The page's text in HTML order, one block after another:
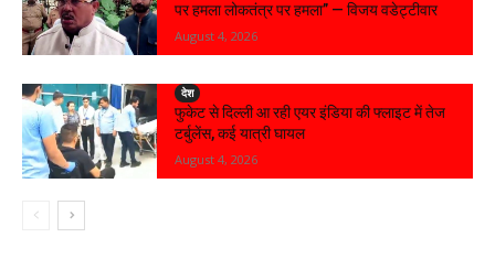
पर हमला लोकतंत्र पर हमला” — विजय वडेट्टीवार
August 4, 2026
देश
फुकेट से दिल्ली आ रही एयर इंडिया की फ्लाइट में तेज
टर्बुलेंस, कई यात्री घायल
August 4, 2026